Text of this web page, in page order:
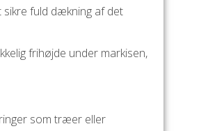
sikre fuld dækning af det
frihøjde under markisen,
som træer eller